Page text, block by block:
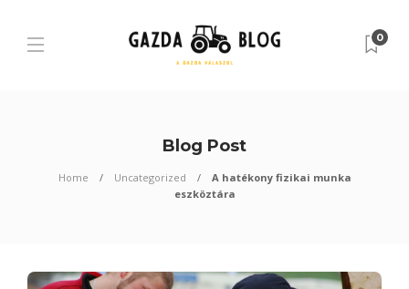
0
Blog Post
Home Uncategorized
A hatékony fizikai munka
eszköztára